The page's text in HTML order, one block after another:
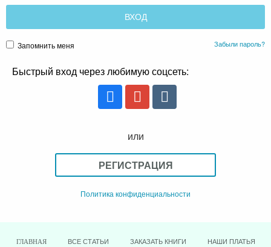
Запомнить меня Забыли пароль?
Быстрый вход через любимую соцсеть:
или
РЕГИСТРАЦИЯ
Политика конфиденциальности
ГЛАВНАЯ ВСЕ СТАТЬИ ЗАКАЗАТЬ КНИГИ НАШИ ПЛАТЬЯ